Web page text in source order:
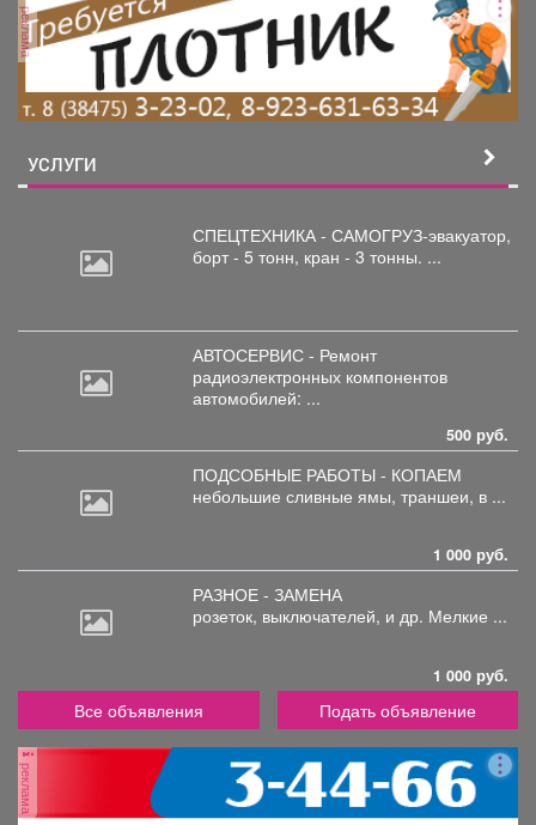
реклама
УСЛУГИ
СПЕЦТЕХНИКА - САМОГРУЗ-эвакуатор,
борт - 5 тонн, кран - 3 тонны. ...
АВТОСЕРВИС - Ремонт
радиоэлектронных компонентов
автомобилей: ...
500 руб.
ПОДСОБНЫЕ РАБОТЫ - КОПАЕМ
небольшие сливные ямы, траншеи, в ...
1 000 руб.
РАЗНОЕ - ЗАМЕНА
розеток, выключателей, и др. Мелкие ...
1 000 руб.
Все объявления Подать объявление
реклама